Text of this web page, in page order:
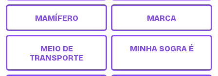
MAMÍFERO MARCA
MEIO DE
TRANSPORTE
MINHA SOGRA É